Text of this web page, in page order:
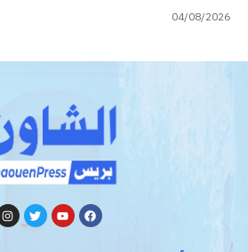
04/08/2026